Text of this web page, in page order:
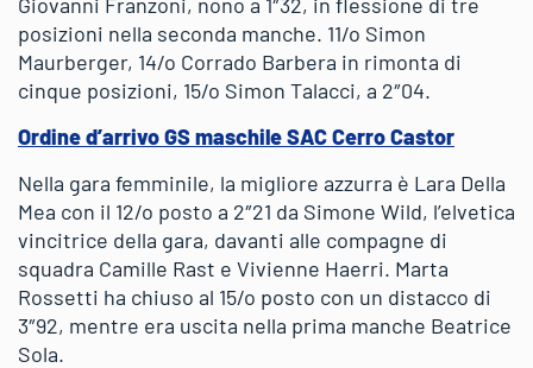
posizioni nella seconda manche. 11/o Simon
Maurberger, 14/o Corrado Barbera in rimonta di
cinque posizioni, 15/o Simon Talacci, a 2″04.
Ordine d’arrivo GS maschile SAC Cerro Castor
Nella gara femminile, la migliore azzurra è Lara Della
Mea con il 12/o posto a 2″21 da Simone Wild, l’elvetica
vincitrice della gara, davanti alle compagne di
squadra Camille Rast e Vivienne Haerri. Marta
Rossetti ha chiuso al 15/o posto con un distacco di
3″92, mentre era uscita nella prima manche Beatrice
Sola.